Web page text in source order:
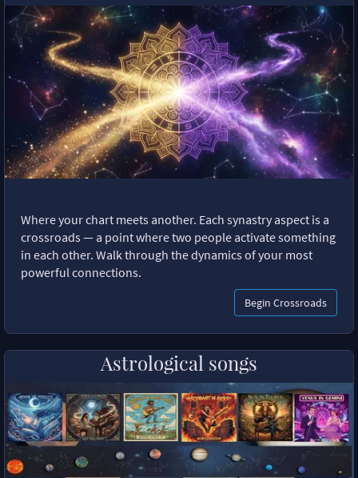
Where your chart meets another. Each synastry aspect is a
crossroads — a point where two people activate something
in each other. Walk through the dynamics of your most
powerful connections.
Begin Crossroads
Astrological songs